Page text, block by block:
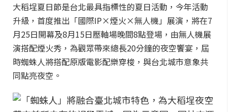
大稻埕夏日節是台北最具指標性的夏日活動，今年活動
升級，首度推出「國際IP×煙火×無人機」展演，將在7
月25日開幕及8月15日壓軸場晚間8點登場，由無人機展
演搭配煙火秀，為觀眾帶來總長20分鐘的夜空饗宴，屆
時蜘蛛人將搭配原版電影配樂穿梭，與台北城市意象共
同點亮夜空。